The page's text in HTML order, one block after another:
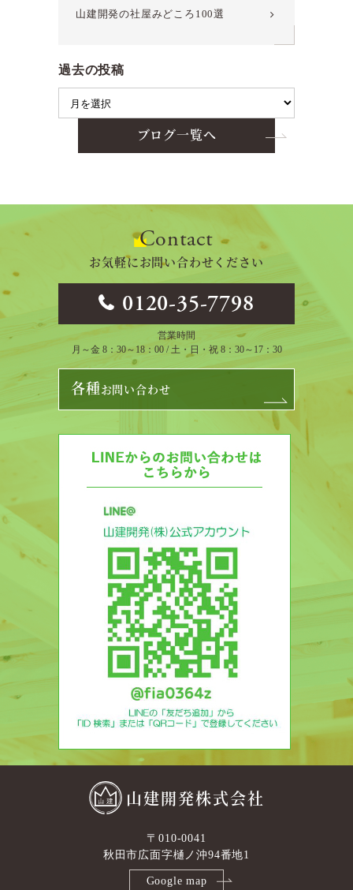
山建開発の社屋みどころ100選
過去の投稿
ブログ一覧へ
Contact
お気軽にお問い合わせください
0120-35-7798
営業時間
月～金 8：30～18：00 / 土・日・祝 8：30～17：30
各種お問い合わせ
山建開発株式会社
〒010-0041
秋田市広面字樋ノ沖94番地1
Google map